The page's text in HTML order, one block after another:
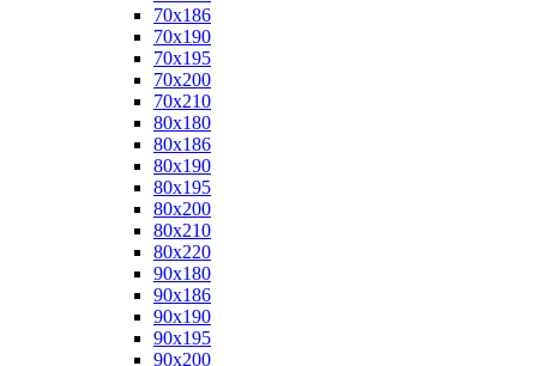
70x186
70x190
70x195
70x200
70x210
80x180
80x186
80x190
80x195
80x200
80x210
80x220
90x180
90x186
90x190
90x195
90x200